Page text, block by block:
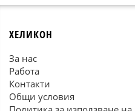
ХЕЛИКОН
За нас
Работа
Контакти
Общи условия